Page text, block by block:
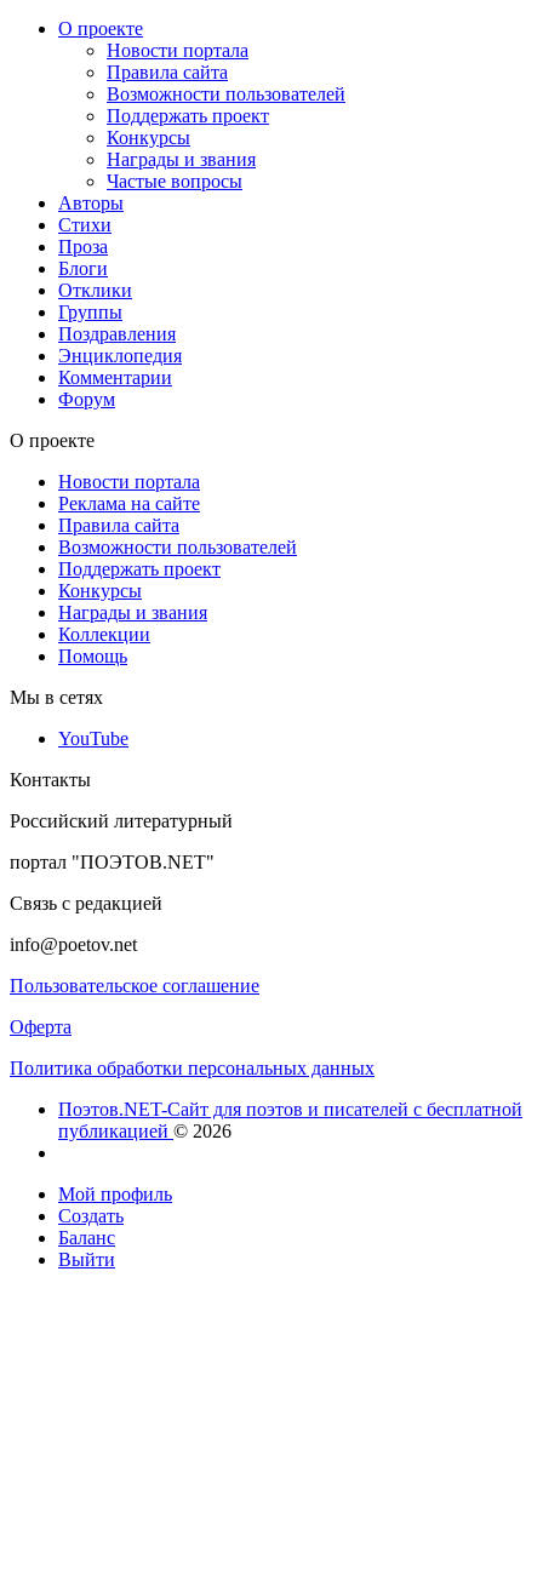
О проекте
Новости портала
Правила сайта
Возможности пользователей
Поддержать проект
Конкурсы
Награды и звания
Частые вопросы
Авторы
Стихи
Проза
Блоги
Отклики
Группы
Поздравления
Энциклопедия
Комментарии
Форум
О проекте
Новости портала
Реклама на сайте
Правила сайта
Возможности пользователей
Поддержать проект
Конкурсы
Награды и звания
Коллекции
Помощь
Мы в сетях
YouTube
Контакты
Российский литературный
портал "ПОЭТОВ.NET"
Связь с редакцией
info@poetov.net
Пользовательское соглашение
Оферта
Политика обработки персональных данных
Поэтов.NET-Сайт для поэтов и писателей с бесплатной
публикацией © 2026
Мой профиль
Создать
Баланс
Выйти